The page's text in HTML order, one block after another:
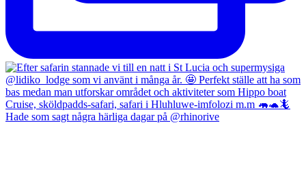
Hade som sagt några härliga dagar på @rhinorive